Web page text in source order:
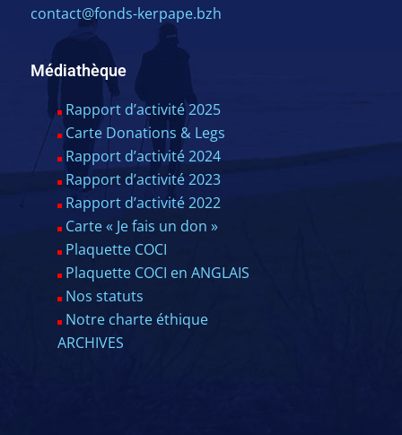
contact@fonds-kerpape.bzh
Médiathèque
Rapport d’activité 2025
Carte Donations & Legs
Rapport d’activité 2024
Rapport d’activité 2023
Rapport d’activité 2022
Carte « Je fais un don »
Plaquette COCI
Plaquette COCI en ANGLAIS
Nos statuts
Notre charte éthique
ARCHIVES